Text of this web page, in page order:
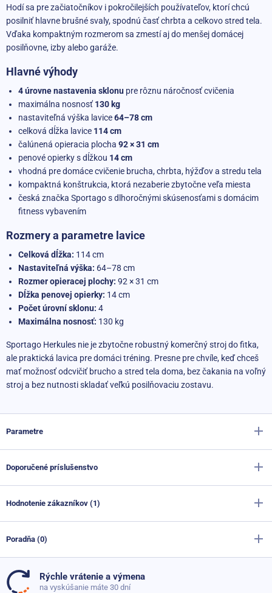
Hodí sa pre začiatočníkov i pokročilejších používateľov, ktorí chcú
posilniť hlavne brušné svaly, spodnú časť chrbta a celkovo stred tela.
Vďaka kompaktným rozmerom sa zmestí aj do menšej domácej
posilňovne, izby alebo garáže.
Hlavné výhody
4 úrovne nastavenia sklonu pre rôznu náročnosť cvičenia
maximálna nosnosť 130 kg
nastaviteľná výška lavice64–78 cm
celková dĺžka lavice 114 cm
čalúnená opieracia plocha 92 × 31 cm
penové opierky s dĺžkou 14 cm
vhodná pre domáce cvičenie brucha, chrbta, hýžďov a stredu tela
kompaktná konštrukcia, ktorá nezaberie zbytočne veľa miesta
česká značka Sportago s dlhoročnými skúsenosťami s domácim
fitness vybavením
Rozmery a parametre lavice
Celková dĺžka: 114 cm
Nastaviteľná výška: 64–78 cm
Rozmer opieracej plochy: 92 × 31 cm
Dĺžka penovej opierky: 14 cm
Počet úrovní sklonu: 4
Maximálna nosnosť: 130 kg
Sportago Herkules nie je zbytočne robustný komerčný stroj do fitka,
ale praktická lavica pre domáci tréning. Presne pre chvíle, keď chceš
mať možnosť odcvičiť brucho a stred tela doma, bez čakania na voľný
stroj a bez nutnosti skladať veľkú posilňovaciu zostavu.
Parametre
Výrobca
Farba
Materiál Syntetická koža
Materiál základne
Určenie
Doporučené príslušenstvo
Úchopy na kľuky Sportago Black Bar
17,80 €
Hodnotenie zákazníkov (1)
80%
Poradňa (0)
Doteraz neboli pridané žiadne otázky. Pýtajte sa nás,
Rýchle vrátenie a výmena
na vyskúšanie máte 30 dní